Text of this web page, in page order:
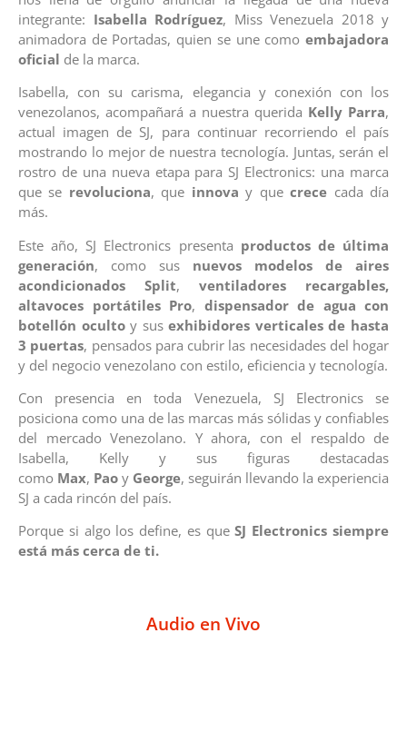
integrante: Isabella Rodríguez, Miss Venezuela 2018 y
animadora de Portadas, quien se une como embajadora
oficial de la marca.
Isabella, con su carisma, elegancia y conexión con los
venezolanos, acompañará a nuestra querida Kelly Parra,
actual imagen de SJ, para continuar recorriendo el país
mostrando lo mejor de nuestra tecnología. Juntas, serán el
rostro de una nueva etapa para SJ Electronics: una marca
que se revoluciona, que innova y quecrece cada día
más.
Este año, SJ Electronics presenta productos de última
generación, como sus nuevos modelos de aires
acondicionados Split, ventiladores recargables,
altavoces portátiles Pro, dispensador de agua con
botellón ocultoy susexhibidores verticales de hasta
3 puertas, pensados para cubrir las necesidades del hogar
y del negocio venezolano con estilo, eficiencia y tecnología.
Con presencia en toda Venezuela, SJ Electronics se
posiciona como una de las marcas más sólidas y confiables
del mercado Venezolano. Y ahora, con el respaldo de
Isabella, Kelly y sus figuras destacadas
como Max, Pao y George, seguirán llevando la experiencia
SJ a cada rincón del país.
Porque si algo los define, es queSJ Electronics siempre
está más cerca de ti.
Audio en Vivo